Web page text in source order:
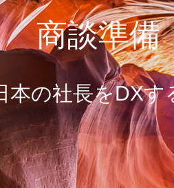
ート
用をサポート
経
事業計
商談準備
本の社長をDXす